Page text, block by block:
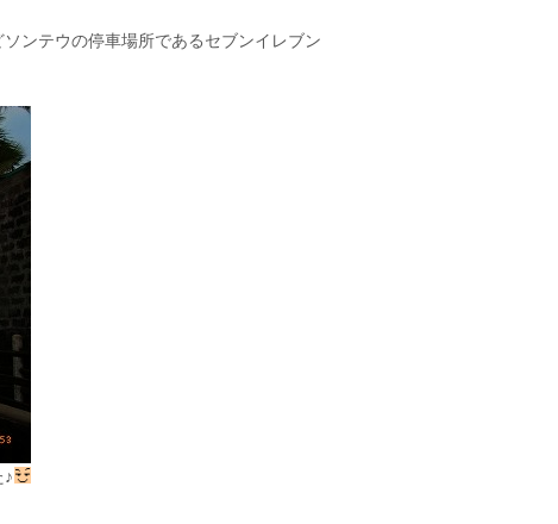
ンテウの停車場所であるセブンイレブン